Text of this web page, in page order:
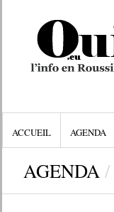
ACCUEIL AGENDA
AGENDA /